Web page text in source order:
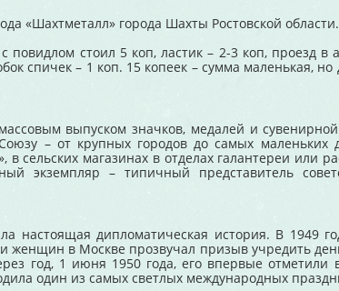
«Шахтметалл» города Шахты Ростовской области.
стоил 5 коп, ластик – 2-3 коп, проезд в
спичек – 1 коп. 15 копеек – сумма маленькая, но
выпуском значков, медалей и
– от крупных городов до самых маленьких
в сельских магазинах в отделах галантереи или
экземпляр – типичный представитель
настоящая дипломатическая история. В 1949
женщин в Москве прозвучал призыв учредить
год, 1 июня 1950 года, его впервые отметили
один из самых светлых международных